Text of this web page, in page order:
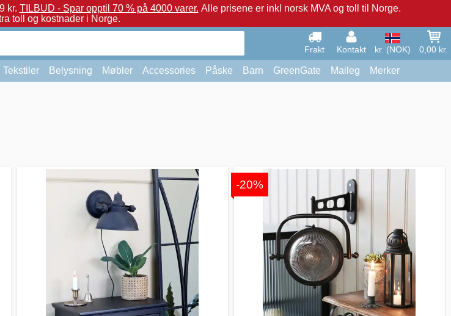
kr. TILBUD - Spar opptil 70 % på 4000 varer. Alle prisene er inkl norsk MVA og toll til Norge.
toll og kostnader i Norge.
Frakt Kontakt kr. (NOK) 0,00 kr.
Tekstiler Belysning Møbler Accessories Påske Barn GreenGate Maileg Merker
-20%